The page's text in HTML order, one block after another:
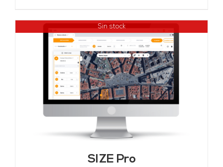
Sin stock
SIZE Pro